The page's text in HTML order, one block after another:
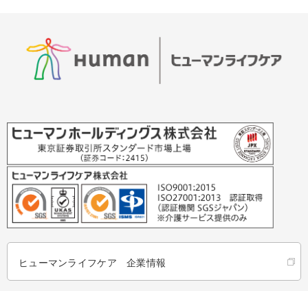
ヒューマンライフケア 企業情報